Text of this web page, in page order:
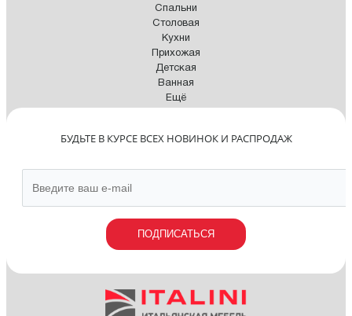
Спальни
Столовая
Кухни
Прихожая
Детская
Ванная
Ещё
БУДЬТЕ В КУРСЕ ВСЕХ НОВИНОК И РАСПРОДАЖ
ПОДПИСАТЬСЯ